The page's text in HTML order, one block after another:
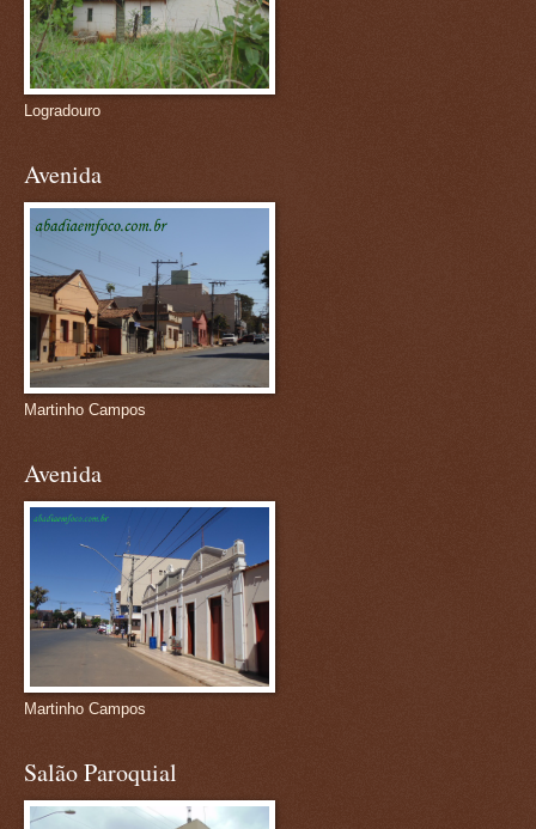
Logradouro
Avenida
Martinho Campos
Avenida
Martinho Campos
Salão Paroquial